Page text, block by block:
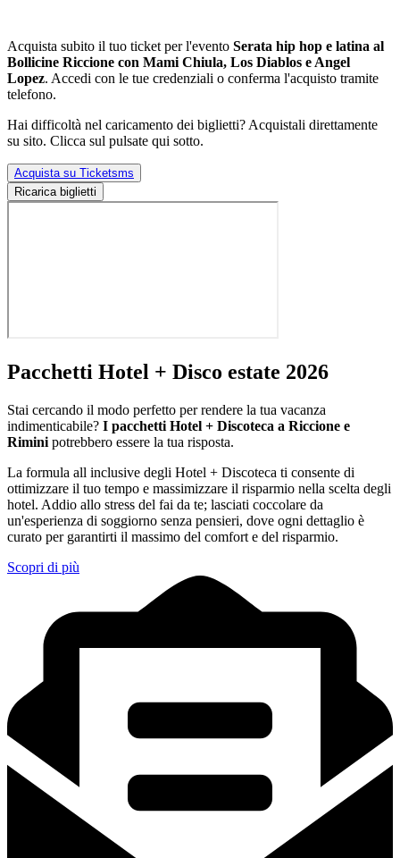
Acquista subito il tuo ticket per l'evento Serata hip hop e latina al
Bollicine Riccione con Mami Chiula, Los Diablos e Angel
Lopez. Accedi con le tue credenziali o conferma l'acquisto tramite
telefono.
Hai difficoltà nel caricamento dei biglietti? Acquistali direttamente
su sito. Clicca sul pulsate qui sotto.
Acquista su Ticketsms
Ricarica biglietti
Pacchetti Hotel + Disco estate 2026
Stai cercando il modo perfetto per rendere la tua vacanza
indimenticabile? I pacchetti Hotel + Discoteca a Riccione e
Rimini potrebbero essere la tua risposta.
La formula all inclusive degli Hotel + Discoteca ti consente di
ottimizzare il tuo tempo e massimizzare il risparmio nella scelta degli
hotel. Addio allo stress del fai da te; lasciati coccolare da
un'esperienza di soggiorno senza pensieri, dove ogni dettaglio è
curato per garantirti il massimo del comfort e del risparmio.
Scopri di più